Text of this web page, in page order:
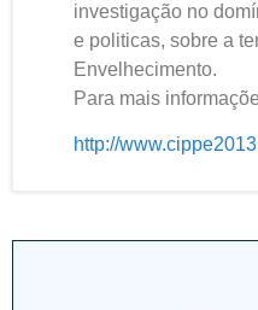
investigação no
e politicas, sobre a
Envelhecimento.
Para mais
http://